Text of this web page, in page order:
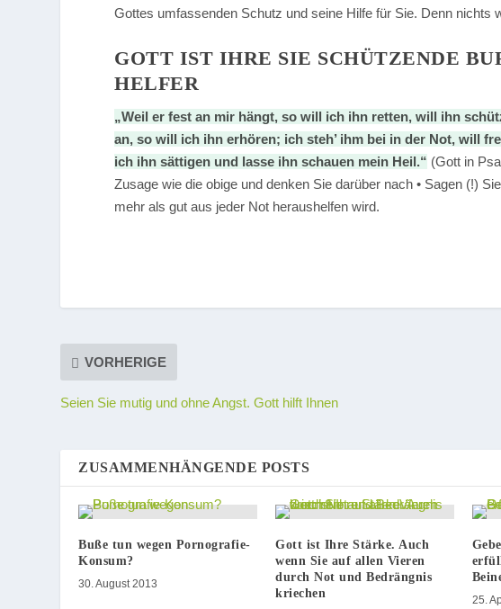
Gottes umfassenden Schutz und seine Hilfe für Sie. Denn nichts
GOTT IST IHRE SIE SCHÜTZENDE
HELFER
„Weil er fest an mir hängt, so will ich ihn retten, will ihn
an, so will ich ihn erhören; ich steh’ ihm bei in der Not, will
ich ihn sättigen und lasse ihn schauen mein Heil.“ (Gott in
Zusage wie die obige und denken Sie darüber nach • Sagen (!)
mehr als gut aus jeder Not heraushelfen wird.
VORHERIGE
Seien Sie mutig und ohne Angst. Gott hilft Ihnen
ZUSAMMENHÄNGENDE POSTS
Buße tun wegen Pornografie-
Konsum?
30. August 2013
Gott ist Ihre Stärke. Auch
wenn Sie auf allen Vieren
durch Not und Bedrängnis
kriechen
25.